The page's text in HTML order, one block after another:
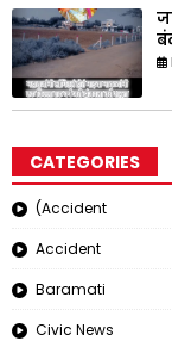
CATEGORIES
(Accident
Accident
Baramati
Civic News